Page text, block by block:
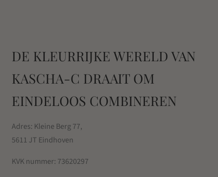
DE KLEURRIJKE WERELD VAN
KASCHA-C DRAAIT OM
EINDELOOS COMBINEREN
Adres: Kleine Berg 77,
5611 JT Eindhoven
KVK nummer: 73620297